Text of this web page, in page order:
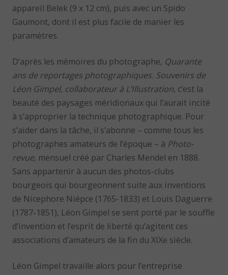
appareil Belek (9 x 12 cm), puis avec un Spido
Gaumont, dont il est plus facile de manier les
paramètres.
D’après les mémoires du photographe, Quarante
ans de reportages photographiques. Souvenirs de
Léon Gimpel, collaborateur à L’Illustration, c’est la
beauté des paysages méridionaux qui l’aurait incité
à s’approprier la technique photographique. Pour
s’aider dans la tâche, il s’abonne – comme tous les
photographes amateurs de l’époque – à Photo-
revue, mensuel créé par Charles Mendel en 1888.
Sans appartenir à aucun des photos-clubs
bourgeois qui bourgeonnent suite aux inventions
de Nicephore Niépce (1765-1833) et Louis Daguerre
(1787-1851), Léon Gimpel se sent porté par le souffle
d’invention et l’esprit de liberté qu’agitent ces
associations d’amateurs de la fin du XIXe siècle.
Léon Gimpel travaille alors pour l’entreprise